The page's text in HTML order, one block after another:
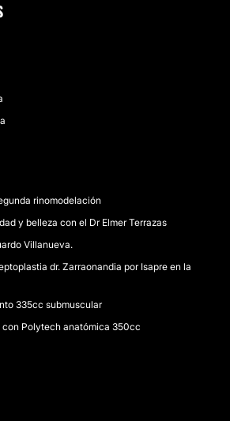
rinomodelación
y belleza con el Dr Elmer Terrazas
Villanueva.
dr. Zarraonandia por Isapre en la
335cc submuscular
con Polytech anatómica 350cc